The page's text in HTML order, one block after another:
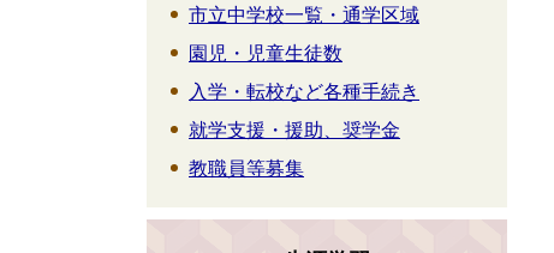
市立中学校一覧・通学区域
園児・児童生徒数
入学・転校など各種手続き
就学支援・援助、奨学金
教職員等募集